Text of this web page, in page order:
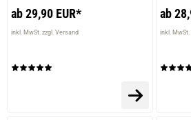
verifizierter Onlinekauf.
Trustedshops.de
ab 29,90 EUR*
inkl. MwSt. zzgl. Versand
ab
inkl. MwSt.